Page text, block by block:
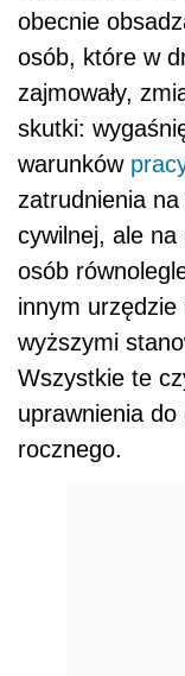
obecnie
osób, które w
zajmowały,
skutki:
warunków
zatrudnienia
cywilnej, ale na
osób
innym urzędzie
wyższymi
Wszystkie te
uprawnienia
rocznego.